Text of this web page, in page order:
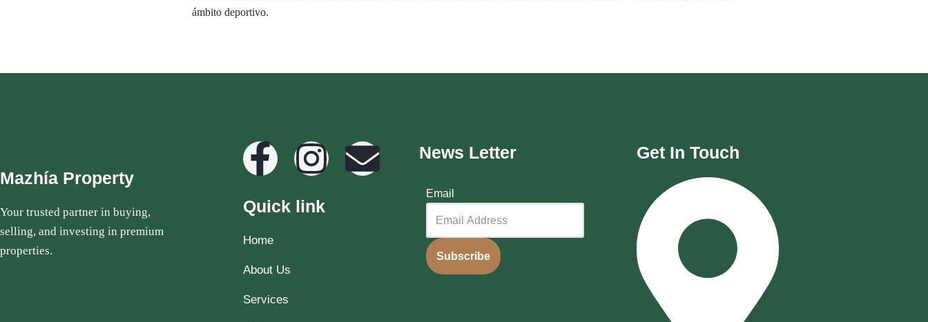
ámbito deportivo.
Mazhía Property
Your trusted partner in buying,
selling, and investing in premium
properties.
Quick link
Home
About Us
Services
News Letter
Email
Subscribe
Get In Touch